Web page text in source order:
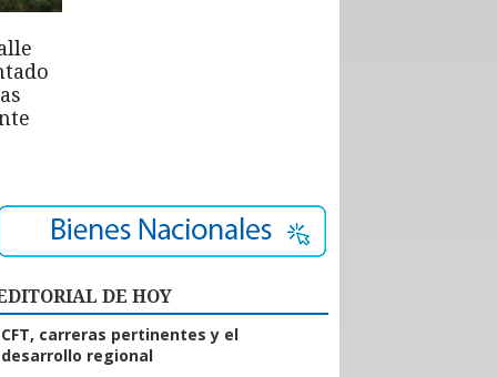
DE HOY
CFT, carreras pertinentes y el
desarrollo regional